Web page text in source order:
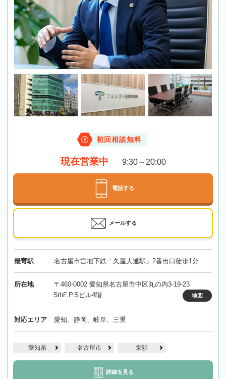
初回相談無料
現在営業中 9:30～20:00
電話する
メールする
最寄駅 名古屋市営地下鉄「久屋大通駅」2番出口徒歩1分
所在地
〒460-0002 愛知県名古屋市中区丸の内3-19-23
5thF.P.Sビル4階
地図
対応エリア 愛知、静岡、岐阜、三重
愛知県 名古屋市 栄駅
詳細を見る